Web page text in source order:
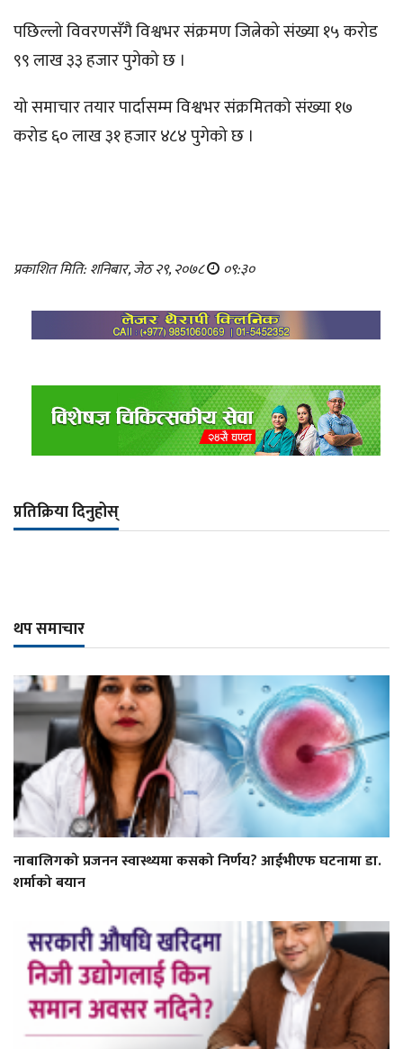
पछिल्लो विवरणसँगै विश्वभर संक्रमण जित्नेको संख्या १५ करोड
९९ लाख ३३ हजार पुगेको छ ।
यो समाचार तयार पार्दासम्म विश्वभर संक्रमितको संख्या १७
करोड ६० लाख ३१ हजार ४८४ पुगेको छ ।
प्रकाशित मिति: शनिबार, जेठ २९, २०७८ ०९:३०
प्रतिक्रिया दिनुहोस्
थप समाचार
नाबालिगको प्रजनन स्वास्थ्यमा कसको निर्णय? आईभीएफ घटनामा डा.
शर्माको बयान